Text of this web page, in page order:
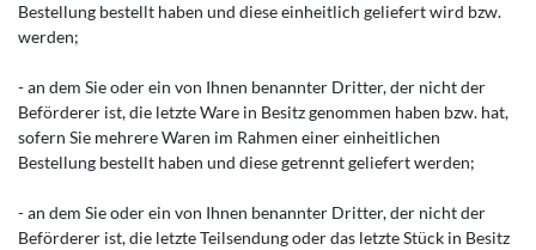
Bestellung bestellt haben und diese einheitlich geliefert wird bzw.
werden;
- an dem Sie oder ein von Ihnen benannter Dritter, der nicht der
Beförderer ist, die letzte Ware in Besitz genommen haben bzw. hat,
sofern Sie mehrere Waren im Rahmen einer einheitlichen
Bestellung bestellt haben und diese getrennt geliefert werden;
- an dem Sie oder ein von Ihnen benannter Dritter, der nicht der
Beförderer ist, die letzte Teilsendung oder das letzte Stück in Besitz